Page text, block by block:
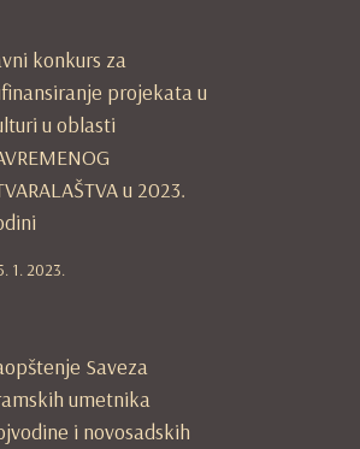
konkurs za
projekata u
u oblasti
u 2023.
1. 2023.
Saveza
umetnika
i novosadskih